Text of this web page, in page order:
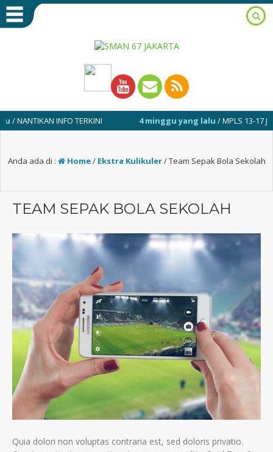
INFO TERKINI 4 minggu yang lalu/ MPLS 13-17 JULI 2026
Anda ada di : Home/ Ekstra Kulikuler/Team Sepak Bola Sekolah
TEAM SEPAK BOLA SEKOLAH
Quia dolori non voluptas contraria est, sed doloris privatio.